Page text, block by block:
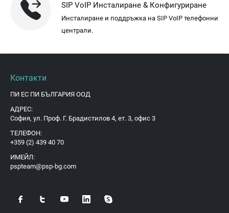
SIP VoIP Инсталиране & Конфигуриране
Инсталиране и поддръжка на SIP VoIP телефонни
централи.
Контакти
ПИ ЕС ПИ БЪЛГАРИЯ ООД
АДРЕС:
София, ул. Проф. Г. Брадистилов 4, ет. 3, офис 3
ТЕЛЕФОН:
+359 (2) 439 40 70
ИМЕЙЛ:
pspteam@psp-bg.com